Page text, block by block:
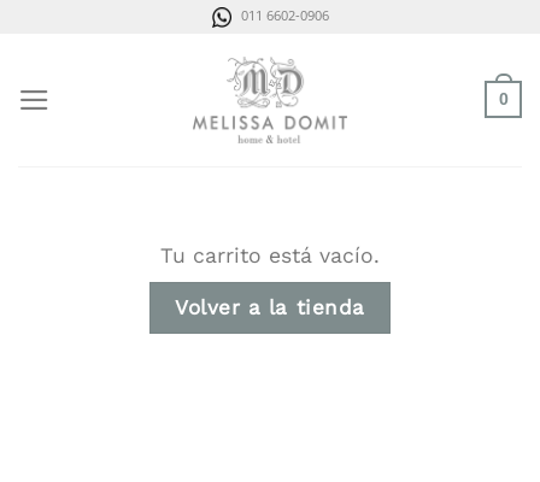
011 6602-0906
0
Tu carrito está vacío.
Volver a la tienda